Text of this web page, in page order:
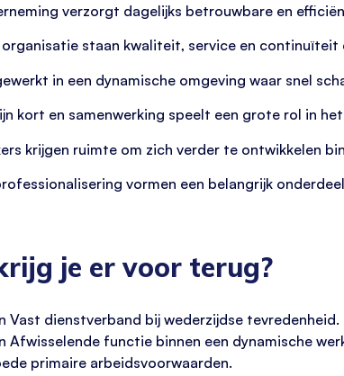
verzorgt dagelijks betrouwbare en
organisatie staan kwaliteit, service en continuïteit
in een dynamische omgeving waar snel
kort en samenwerking speelt een grote rol in
krijgen ruimte om zich verder te ontwikkelen
vormen een belangrijk
je er voor terug?
Vast dienstverband bij wederzijdse tevredenheid.
Afwisselende functie binnen een dynamische
primaire arbeidsvoorwaarden.